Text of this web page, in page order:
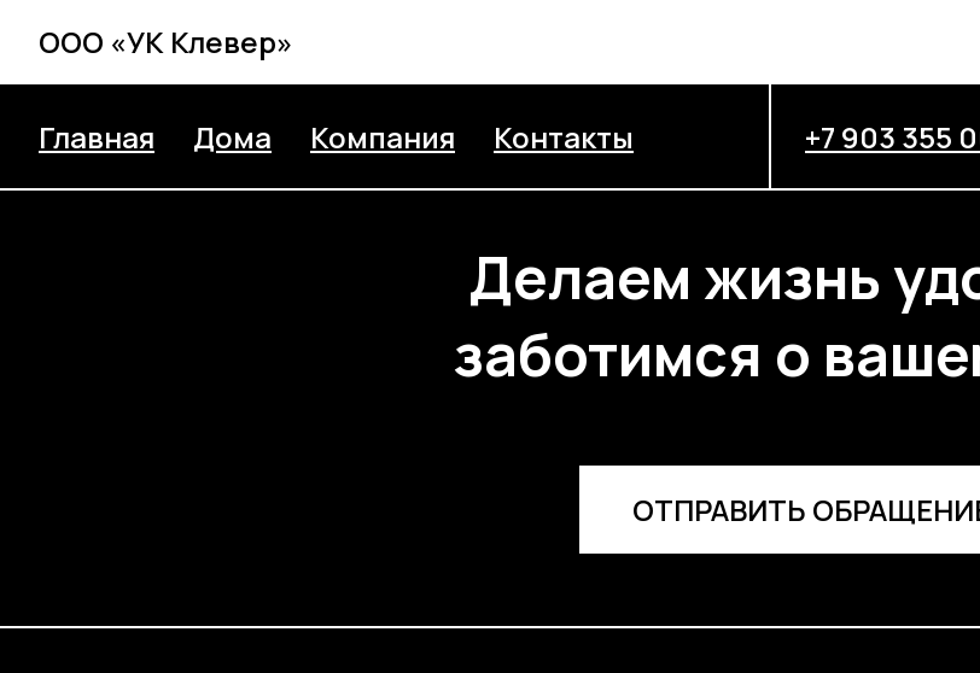
ООО «УК Клевер»
Главная Дома Компания Контакты +7 903 355
Делаем жизнь
заботимся о
ОТПРАВИТЬ